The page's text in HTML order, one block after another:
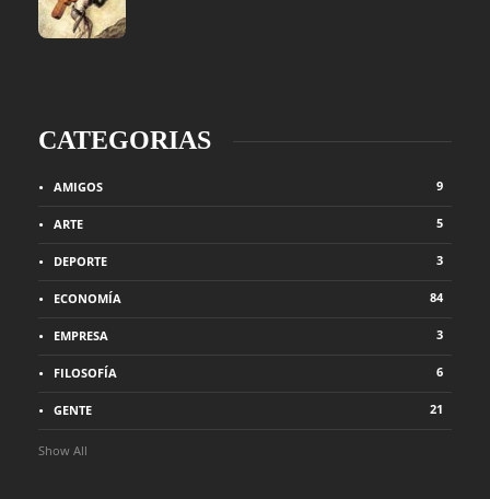
CATEGORIAS
AMIGOS 9
ARTE 5
DEPORTE 3
ECONOMÍA 84
EMPRESA 3
FILOSOFÍA 6
GENTE 21
Show All